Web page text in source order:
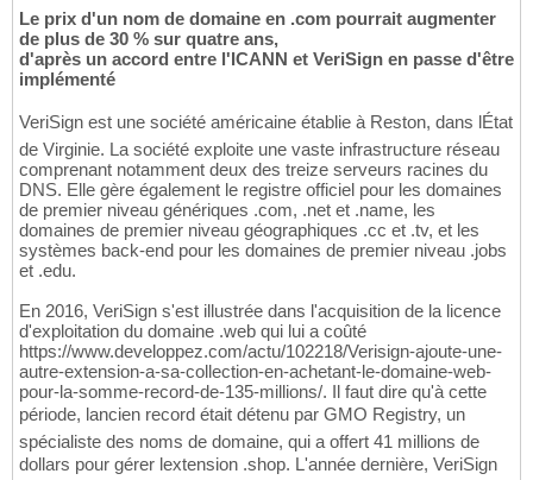
Le prix d'un nom de domaine en .com pourrait augmenter
de plus de 30 % sur quatre ans,
d'après un accord entre l'ICANN et VeriSign en passe d'être
implémenté
VeriSign est une société américaine établie à Reston, dans lÉtat
de Virginie. La société exploite une vaste infrastructure réseau
comprenant notamment deux des treize serveurs racines du
DNS. Elle gère également le registre officiel pour les domaines
de premier niveau génériques .com, .net et .name, les
domaines de premier niveau géographiques .cc et .tv, et les
systèmes back-end pour les domaines de premier niveau .jobs
et .edu.
En 2016, VeriSign s'est illustrée dans l'acquisition de la licence
d'exploitation du domaine .web qui lui a coûté
https://www.developpez.com/actu/102218/Verisign-ajoute-une-
autre-extension-a-sa-collection-en-achetant-le-domaine-web-
pour-la-somme-record-de-135-millions/. Il faut dire qu'à cette
période, lancien record était détenu par GMO Registry, un
spécialiste des noms de domaine, qui a offert 41 millions de
dollars pour gérer lextension .shop. L'année dernière, VeriSign